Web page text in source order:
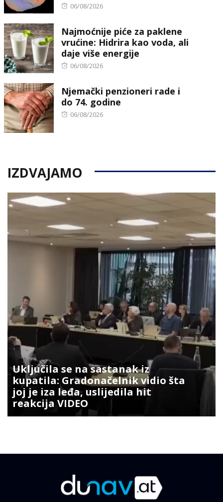
Posted
06/08/2026
Najmoćnije piće za paklene
vrućine: Hidrira kao voda, ali
daje više energije
Posted
06/08/2026
Njemački penzioneri rade i
do 74. godine
Posted
06/08/2026
IZDVAJAMO
Uključila se na sastanak iz
kupatila: Gradonačelnik vidio šta
joj je iza leđa, uslijedila hit
reakcija VIDEO